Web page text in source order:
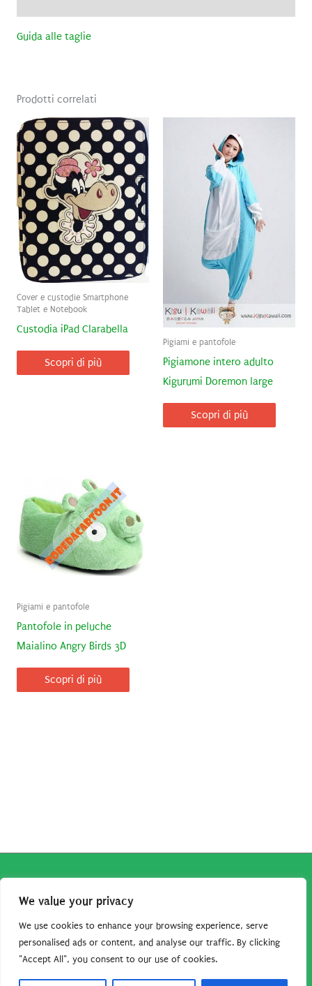
We value your privacy
We use cookies to enhance your browsing experience, serve
personalised ads or content, and analyse our traffic. By clicking
"Accept All", you consent to our use of cookies.
Guida alle taglie
Prodotti correlati
Cover e custodie Smartphone
Tablet e Notebook
Custodia iPad Clarabella
Scopri di più
Pigiami e pantofole
Pigiamone intero adulto
Kigurumi Doremon large
Scopri di più
Pigiami e pantofole
Pantofole in peluche
Maialino Angry Birds 3D
Scopri di più
associato Amazon percepisce dei ricavi da acquisti idonei.
Tutti i guadagni sono direttamente reinvestiti in questo sito
per continuare a condividere tutorial e risorse per gli amanti
dei cartoon. Grazie per il vostro sostegno!